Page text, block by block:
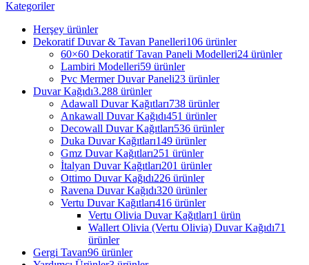
Kategoriler
Herşey ürünler
Dekoratif Duvar & Tavan Panelleri106 ürünler
60×60 Dekoratif Tavan Paneli Modelleri24 ürünler
Lambiri Modelleri59 ürünler
Pvc Mermer Duvar Paneli23 ürünler
Duvar Kağıdı3.288 ürünler
Adawall Duvar Kağıtları738 ürünler
Ankawall Duvar Kağıdı451 ürünler
Decowall Duvar Kağıtları536 ürünler
Duka Duvar Kağıtları149 ürünler
Gmz Duvar Kağıtları251 ürünler
İtalyan Duvar Kağıtları201 ürünler
Ottimo Duvar Kağıdı226 ürünler
Ravena Duvar Kağıdı320 ürünler
Vertu Duvar Kağıtları416 ürünler
Vertu Olivia Duvar Kağıtları1 ürün
Wallert Olivia (Vertu Olivia) Duvar Kağıdı71
ürünler
Gergi Tavan96 ürünler